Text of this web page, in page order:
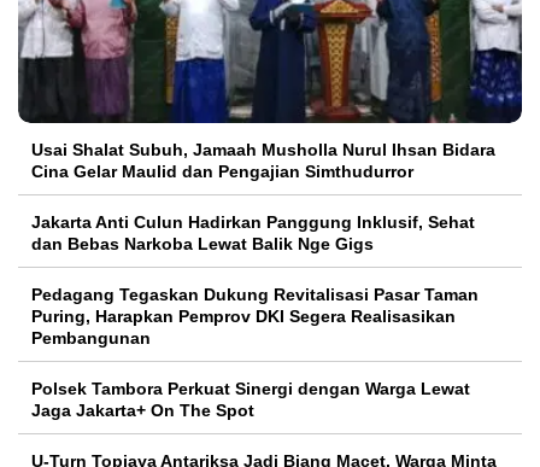
Usai Shalat Subuh, Jamaah Musholla Nurul Ihsan Bidara
Cina Gelar Maulid dan Pengajian Simthudurror
Jakarta Anti Culun Hadirkan Panggung Inklusif, Sehat
dan Bebas Narkoba Lewat Balik Nge Gigs
Pedagang Tegaskan Dukung Revitalisasi Pasar Taman
Puring, Harapkan Pemprov DKI Segera Realisasikan
Pembangunan
Polsek Tambora Perkuat Sinergi dengan Warga Lewat
Jaga Jakarta+ On The Spot
U-Turn Topjaya Antariksa Jadi Biang Macet, Warga Minta